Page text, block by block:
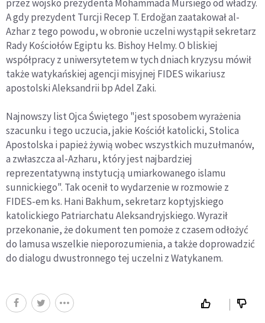
przez wojsko prezydenta Mohammada Mursiego od władzy.
A gdy prezydent Turcji Recep T. Erdoğan zaatakował al-
Azhar z tego powodu, w obronie uczelni wystąpił sekretarz
Rady Kościołów Egiptu ks. Bishoy Helmy. O bliskiej
współpracy z uniwersytetem w tych dniach kryzysu mówił
także watykańskiej agencji misyjnej FIDES wikariusz
apostolski Aleksandrii bp Adel Zaki.
Najnowszy list Ojca Świętego "jest sposobem wyrażenia
szacunku i tego uczucia, jakie Kościół katolicki, Stolica
Apostolska i papież żywią wobec wszystkich muzułmanów,
a zwłaszcza al-Azharu, który jest najbardziej
reprezentatywną instytucją umiarkowanego islamu
sunnickiego". Tak ocenił to wydarzenie w rozmowie z
FIDES-em ks. Hani Bakhum, sekretarz koptyjskiego
katolickiego Patriarchatu Aleksandryjskiego. Wyraził
przekonanie, że dokument ten pomoże z czasem odłożyć
do lamusa wszelkie nieporozumienia, a także doprowadzić
do dialogu dwustronnego tej uczelni z Watykanem.